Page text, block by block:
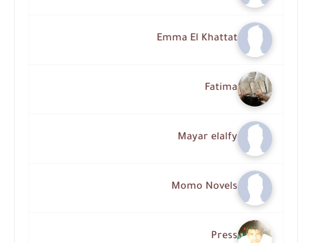
Emma El Khattat
Fatima
Mayar elalfy
Momo Novels
Press